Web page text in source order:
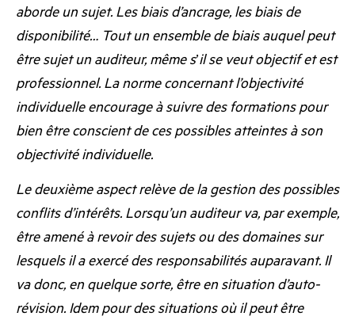
aborde un sujet. Les biais d’ancrage, les biais de
disponibilité… Tout un ensemble de biais auquel peut
être sujet un auditeur, même s’il se veut objectif et est
professionnel. La norme concernant l’objectivité
individuelle encourage à suivre des formations pour
bien être conscient de ces possibles atteintes à son
objectivité individuelle.
Le deuxième aspect relève de la gestion des possibles
conflits d’intérêts. Lorsqu’un auditeur va, par exemple,
être amené à revoir des sujets ou des domaines sur
lesquels il a exercé des responsabilités auparavant. Il
va donc, en quelque sorte, être en situation d’auto-
révision. Idem pour des situations où il peut être